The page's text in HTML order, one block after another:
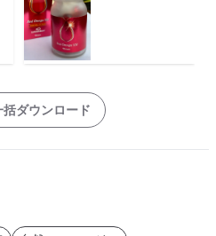
括ダウンロード